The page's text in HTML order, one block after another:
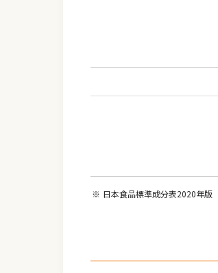
日本食品標準成分表2020年版